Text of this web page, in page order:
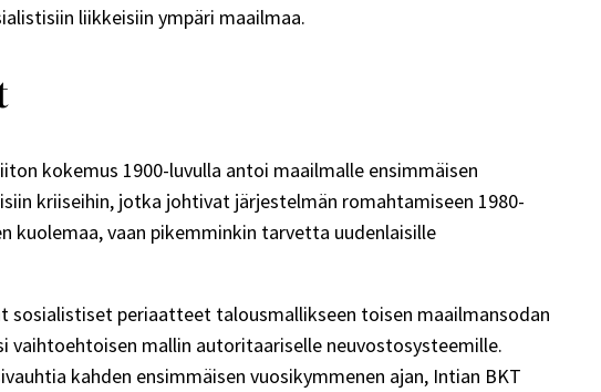
liikkeisiin ympäri maailmaa.
kokemus 1900-luvulla antoi maailmalle ensimmäisen
kriiseihin, jotka johtivat järjestelmän romahtamiseen 1980-
kuolemaa, vaan pikemminkin tarvetta uudenlaisille
periaatteet talousmallikseen toisen maailmansodan
mallin autoritaariselle neuvostosysteemille.
kahden ensimmäisen vuosikymmenen ajan, Intian BKT